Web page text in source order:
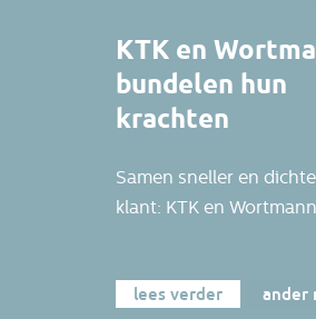
KTK en
bundelen hun
krachten
Samen sneller en
klant: KTK en Wortmann
en Wortmann Rent B.V.
lees verder ander